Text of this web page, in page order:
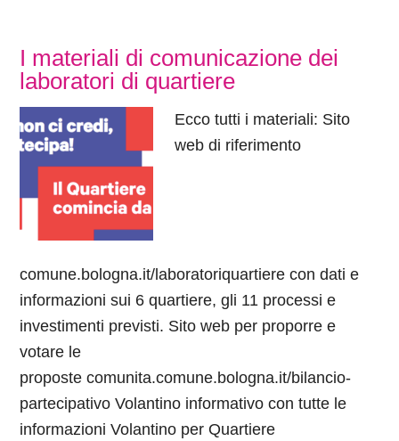
I materiali di comunicazione dei
laboratori di quartiere
Ecco tutti i materiali: Sito
web di riferimento
comune.bologna.it/laboratoriquartiere con dati e
informazioni sui 6 quartiere, gli 11 processi e
investimenti previsti. Sito web per proporre e
votare le
proposte comunita.comune.bologna.it/bilancio-
partecipativo Volantino informativo con tutte le
informazioni Volantino per Quartiere